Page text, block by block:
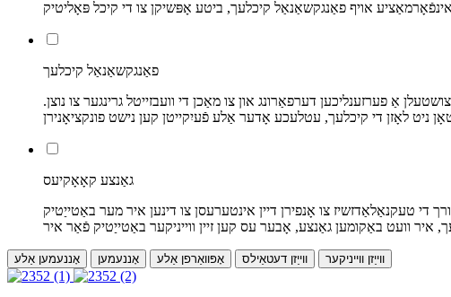
פאַנגקשאַנאַל קיכלעך
אַ פערזענליכען דערפאַרונג און צו מאַכן די וועבזייטל גרינגער צו נוצן.
גאַנצע קאָאָקיעס
די טעקנאַלאַדזשיז צו אָנפירן דיין אינטערעסן צו דינען איר מער באַטייַטיק
אָננעמען אַלע אָננעמען אָפּוואַרפן אַלע ווייַזן דעטאַילס ווייַזן ווייניקער